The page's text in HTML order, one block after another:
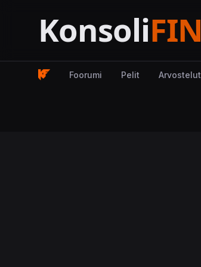
Foorumi Pelit Arvostelut